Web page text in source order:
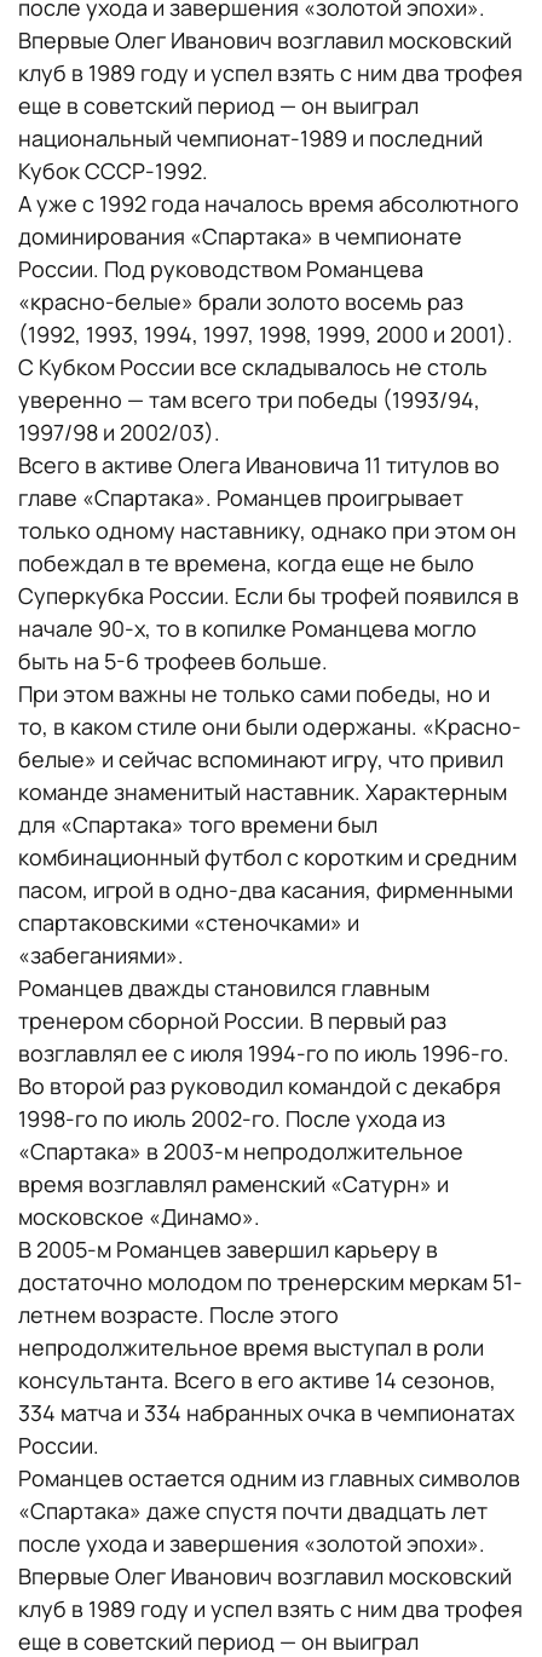
после ухода и завершения «золотой эпохи».
Впервые Олег Иванович возглавил московский
клуб в 1989 году и успел взять с ним два трофея
еще в советский период — он выиграл
национальный чемпионат-1989 и последний
Кубок СССР-1992.
А уже с 1992 года началось время абсолютного
доминирования «Спартака» в чемпионате
России. Под руководством Романцева
«красно-белые» брали золото восемь раз
(1992, 1993, 1994, 1997, 1998, 1999, 2000 и 2001).
С Кубком России все складывалось не столь
уверенно — там всего три победы (1993/94,
1997/98 и 2002/03).
Всего в активе Олега Ивановича 11 титулов во
главе «Спартака». Романцев проигрывает
только одному наставнику, однако при этом он
побеждал в те времена, когда еще не было
Суперкубка России. Если бы трофей появился в
начале 90-х, то в копилке Романцева могло
быть на 5-6 трофеев больше.
При этом важны не только сами победы, но и
то, в каком стиле они были одержаны. «Красно-
белые» и сейчас вспоминают игру, что привил
команде знаменитый наставник. Характерным
для «Спартака» того времени был
комбинационный футбол с коротким и средним
пасом, игрой в одно-два касания, фирменными
спартаковскими «стеночками» и
«забеганиями».
Романцев дважды становился главным
тренером сборной России. В первый раз
возглавлял ее с июля 1994-го по июль 1996-го.
Во второй раз руководил командой с декабря
1998-го по июль 2002-го. После ухода из
«Спартака» в 2003-м непродолжительное
время возглавлял раменский «Сатурн» и
московское «Динамо».
В 2005-м Романцев завершил карьеру в
достаточно молодом по тренерским меркам 51-
летнем возрасте. После этого
непродолжительное время выступал в роли
консультанта. Всего в его активе 14 сезонов,
334 матча и 334 набранных очка в чемпионатах
России.
Романцев остается одним из главных символов
«Спартака» даже спустя почти двадцать лет
после ухода и завершения «золотой эпохи».
Впервые Олег Иванович возглавил московский
клуб в 1989 году и успел взять с ним два трофея
еще в советский период — он выиграл